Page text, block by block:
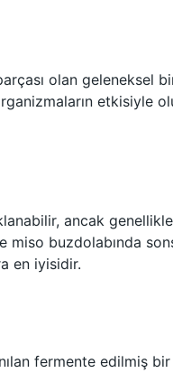
olan geleneksel
etkisiyle
ancak genellikle
buzdolabında
en iyisidir.
fermente edilmiş